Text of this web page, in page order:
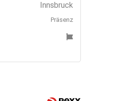
Innsbruck
Präsenz